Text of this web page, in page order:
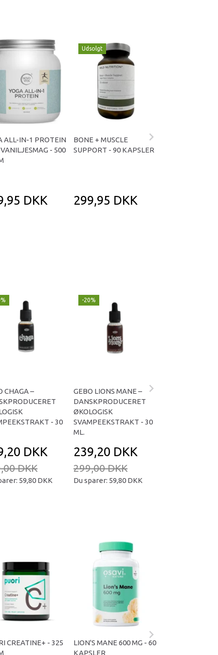
ALL-IN-1 PROTEIN
- 500
DKK
Udsolgt
BONE + MUSCLE
SUPPORT - 90 KAPSLER
299,95 DKK
CHAGA –
- 30
DKK
DKK
59,80 DKK
-20%
GEBO LIONS MANE –
DANSKPRODUCERET
ØKOLOGISK
SVAMPEEKSTRAKT - 30
ML.
239,20 DKK
299,00 DKK
Du sparer: 59,80 DKK
CREATINE+ - 325
LION'S MANE 600 MG - 60
KAPSLER